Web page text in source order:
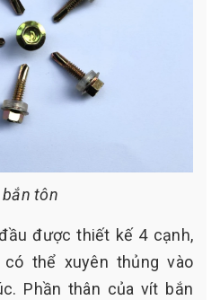
bắn tôn
được thiết kế 4 cạnh,
thể xuyên thủng vào
Phần thân của vít bắn